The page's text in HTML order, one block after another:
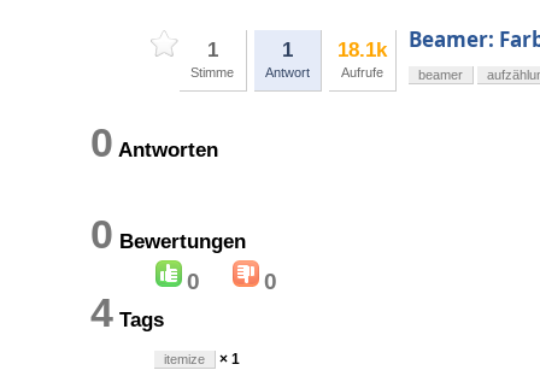
1
Stimme
1
Antwort
18.1k
Aufrufe
Beamer:
beamer
0 Antworten
0 Bewertungen
0 0
4 Tags
itemize × 1